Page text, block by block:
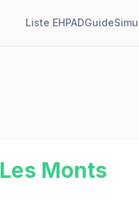
Liste EHPADGuide
Les Monts